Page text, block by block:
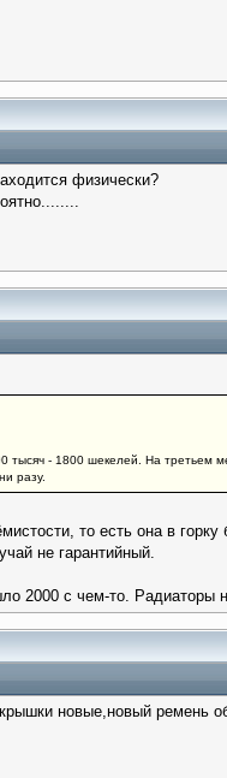
физически?
- 1800 шекелей. На третьем
разу.
то есть она в
не гарантийный.
2000 с чем-то. Радиаторы
новые,новый ремень